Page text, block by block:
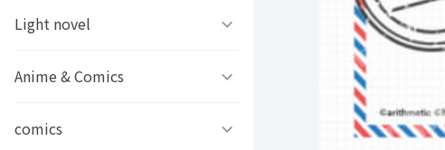
Art Stone Entertainment
ストグラカップル
モノパスイーツフェス
ゲームその他
アイドルデスゲームTV
原神
Clock over ORQUESTA
ときめきメモリアル Girl’s
Light novel
ビーンズ文庫24周年
MFブックス
Anime & Comics
聖女の魔力は万能です
comics